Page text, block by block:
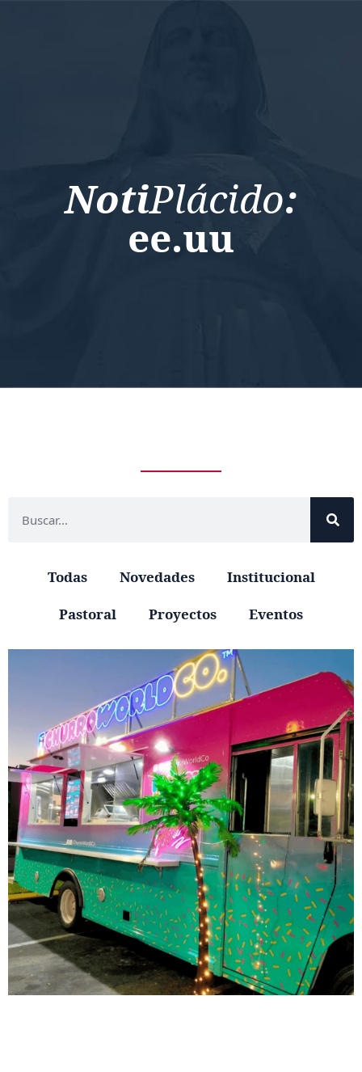
NotiPlácido:
ee.uu
Todas Novedades
Institucional
Pastoral
Proyectos Eventos